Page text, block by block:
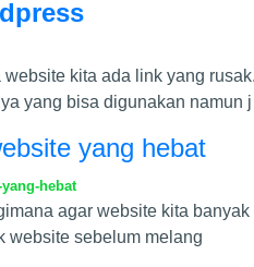
kita ada link yang
yang bisa digunakan namun j
yang hebat
hebat
agar website kita
website sebelum melang